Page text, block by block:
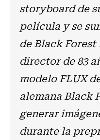
storyboard de
película y se
de Black Forest
director de 83
modelo FLUX
alemana Black
generar
durante la